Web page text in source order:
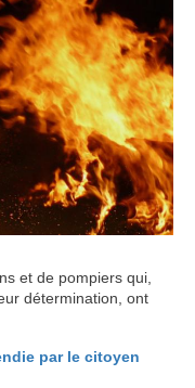
et de pompiers qui,
détermination, ont
par le citoyen